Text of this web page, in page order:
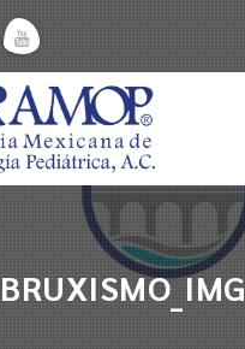
BRUXISMO_IMG